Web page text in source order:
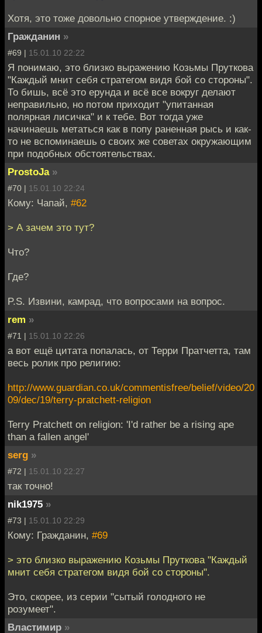
Хотя, это тоже довольно спорное утверждение. :)
Гражданин »
#69 | 15.01.10 22:22
Я понимаю, это близко выражению Козьмы Пруткова
"Каждый мнит себя стратегом видя бой со стороны".
То бишь, всё это ерунда и всё все вокруг делают
неправильно, но потом приходит "упитанная
полярная лисичка" и к тебе. Вот тогда уже
начинаешь метаться как в попу раненная рысь и как-
то не вспоминаешь о своих же советах окружающим
при подобных обстоятельствах.
ProstoJa »
#70 | 15.01.10 22:24
Кому: Чапай, #62
> А зачем это тут?
Что?
Где?
P.S. Извини, камрад, что вопросами на вопрос.
rem »
#71 | 15.01.10 22:26
а вот ещё цитата попалась, от Терри Пратчетта, там
весь ролик про религию:
http://www.guardian.co.uk/commentisfree/belief/video/20
09/dec/19/terry-pratchett-religion
Terry Pratchett on religion: 'I'd rather be a rising ape
than a fallen angel'
serg »
#72 | 15.01.10 22:27
так точно!
nik1975 »
#73 | 15.01.10 22:29
Кому: Гражданин, #69
> это близко выражению Козьмы Пруткова "Каждый
мнит себя стратегом видя бой со стороны".
Это, скорее, из серии "сытый голодного не
розумеет".
Властимир »